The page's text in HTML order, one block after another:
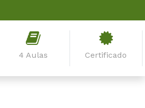
4 Aulas Certificado